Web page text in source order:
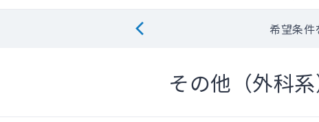
希望条件
その他（外科